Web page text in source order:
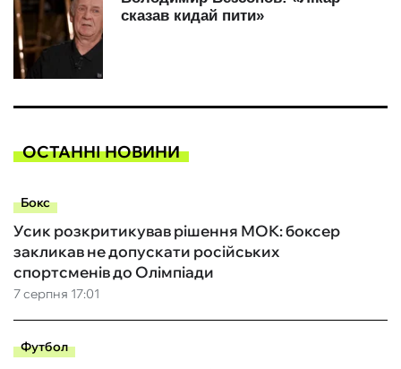
ОСТАННІ НОВИНИ
Бокс
7 серпня 17:01
Усик розкритикував рішення МОК: боксер
закликав не допускати російських
спортсменів до Олімпіади
Футбол